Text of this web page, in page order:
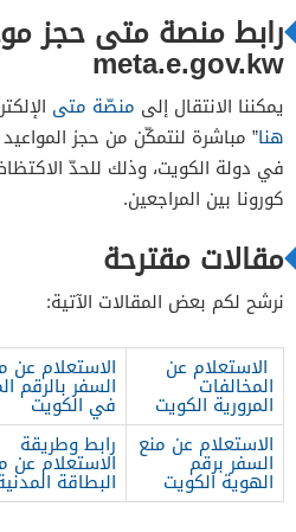
رابط منصة متى حجز
meta.e.gov.kw
يمكننا الانتقال إلى منصّة متى
هنا” مباشرة لنتمكّن من حجز المواعيد
في دولة الكويت، وذلك للحدّ
كورونا بين المراجعين.
مقالات مقترحة
نرشح لكم بعض المقالات الآتية:
الاستعلام عن
المخالفات
المرورية الكويت
الاستعلام عن
السفر بالرقم
في الكويت
الاستعلام عن منع
السفر برقم
الهوية الكويت
رابط وطريقة
الاستعلام
البطاقة